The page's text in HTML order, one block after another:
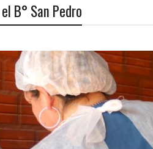
B° San Pedro